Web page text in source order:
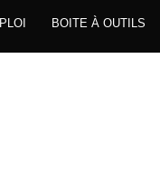
BOITE À OUTILS